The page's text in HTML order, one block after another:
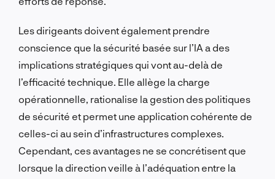
Les dirigeants doivent également prendre
conscience que la sécurité basée sur l’IA a des
implications stratégiques qui vont au-delà de
l’efficacité technique. Elle allège la charge
opérationnelle, rationalise la gestion des politiques
de sécurité et permet une application cohérente de
celles-ci au sein d’infrastructures complexes.
Cependant, ces avantages ne se concrétisent que
lorsque la direction veille à l’adéquation entre la